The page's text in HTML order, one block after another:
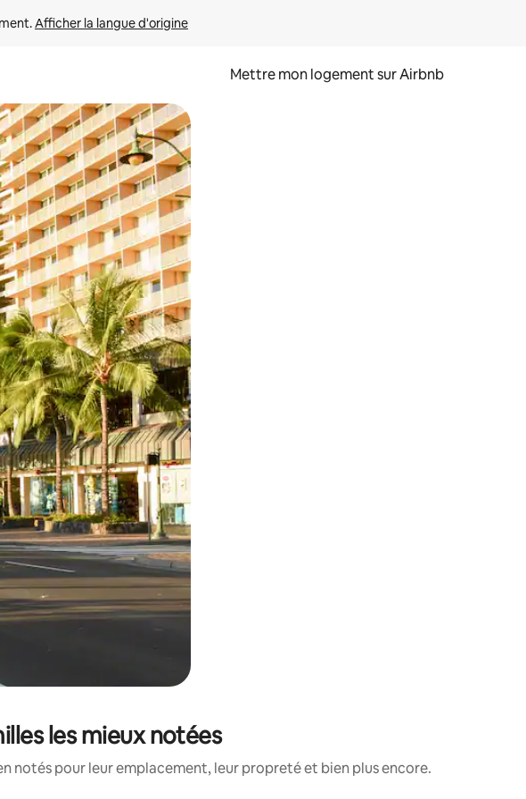
Afficher la langue d'origine
Mettre mon logement sur Airbnb
appuyant et en faisant glisser.
les mieux notées
notés pour leur emplacement, leur propreté et bien plus encore.